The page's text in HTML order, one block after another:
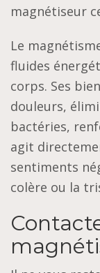
magnétiseur
Le
fluides
corps. Ses
douleurs,
bactéries,
agit
sentiments
colère ou la